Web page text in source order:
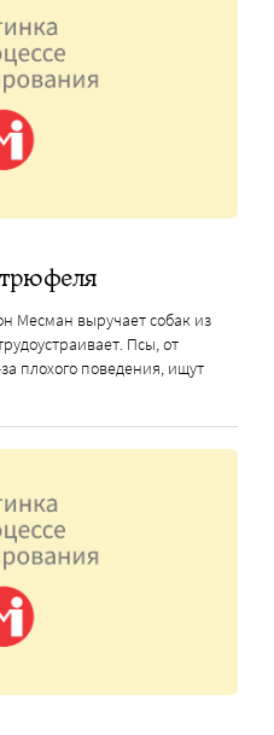
Месман выручает собак из
Псы, от
плохого поведения, ищут